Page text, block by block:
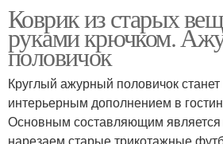
Коврик из старых
руками крючком.
половичок
Круглый ажурный половичок
интерьерным дополнением в
Основным составляющим является